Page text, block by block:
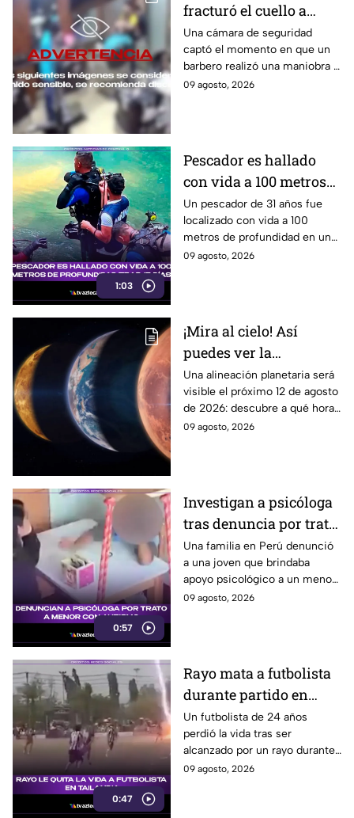
fracturó el cuello a
cliente durante ´masaje´
Una cámara de seguridad
captó el momento en que un
barbero realizó una maniobra a
modo de masaje y le fracturó
09 agosto, 2026
1:03
Pescador es hallado
con vida a 100 metros
de profundidad tras 15
días
Un pescador de 31 años fue
localizado con vida a 100
metros de profundidad en un
cenote de Veracruz, tras
09 agosto, 2026
¡Mira al cielo! Así
puedes ver la
alineación planetaria
del 12 de agosto desde
Puebla
Una alineación planetaria será
visible el próximo 12 de agosto
de 2026: descubre a qué hora
mirar y como disfrutar desde
09 agosto, 2026
0:57
Investigan a psicóloga
tras denuncia por trato
a menor con autismo
Una familia en Perú denunció
a una joven que brindaba
apoyo psicológico a un menor
con autismo no verbal, tras
09 agosto, 2026
0:47
Rayo mata a futbolista
durante partido en
Tailandia
Un futbolista de 24 años
perdió la vida tras ser
alcanzado por un rayo durante
una tormenta en partido en
09 agosto, 2026